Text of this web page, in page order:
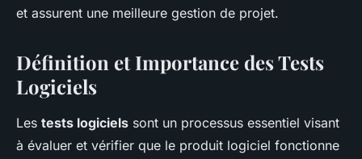
et assurent une meilleure gestion de projet.
Définition et Importance des Tests
Logiciels
Les tests logiciels sont un processus essentiel visant
à évaluer et vérifier que le produit logiciel fonctionne